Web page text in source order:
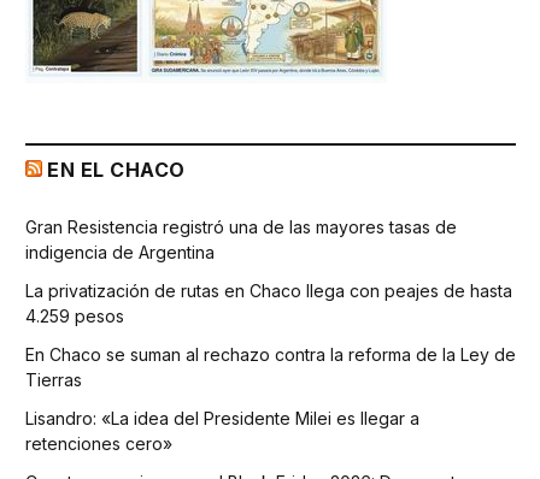
EN EL CHACO
Gran Resistencia registró una de las mayores tasas de
indigencia de Argentina
La privatización de rutas en Chaco llega con peajes de hasta
4.259 pesos
En Chaco se suman al rechazo contra la reforma de la Ley de
Tierras
Lisandro: «La idea del Presidente Milei es llegar a
retenciones cero»